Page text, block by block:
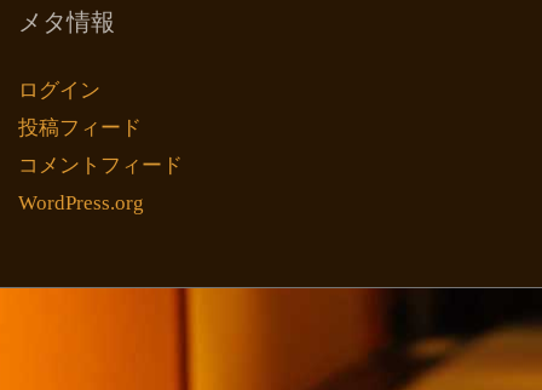
メタ情報
ログイン
投稿フィード
コメントフィード
WordPress.org